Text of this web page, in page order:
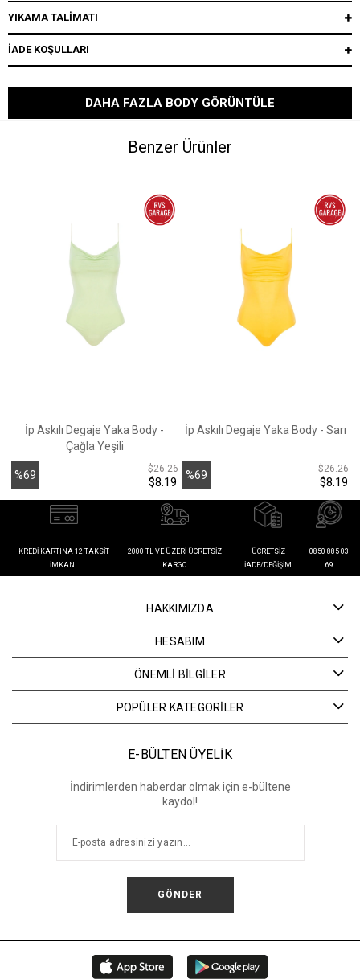
YIKAMA TALİMATI
İADE KOŞULLARI
DAHA FAZLA BODY GÖRÜNTÜLE
Benzer Ürünler
İp Askılı Degaje Yaka Body -
Çağla Yeşili
%69
İndirim
$8.19
$26.26
İp Askılı Degaje Yaka Body - Sarı
%69
İndirim
$8.19
$26.26
KREDI KARTINA 12 TAKSIT
İMKANI
2000 TL VE ÜZERI ÜCRETSIZ
KARGO
ÜCRETSIZ
İADE/DEĞIŞIM
0850 885 03
69
HAKKIMIZDA
HESABIM
ÖNEMLİ BİLGİLER
POPÜLER KATEGORİLER
E-BÜLTEN ÜYELİK
İndirimlerden haberdar olmak için e-bültene
kaydol!
GÖNDER